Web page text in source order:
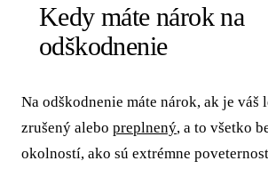
Kedy máte nárok na
odškodnenie
Na odškodnenie máte nárok, ak je váš
zrušený alebo preplnený, a to všetko
okolností, ako sú extrémne